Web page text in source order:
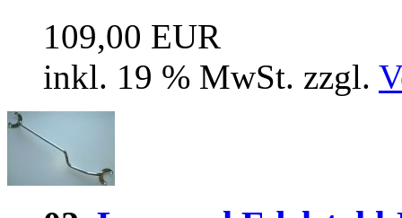
109,00 EUR
inkl. 19 % MwSt. zzgl.